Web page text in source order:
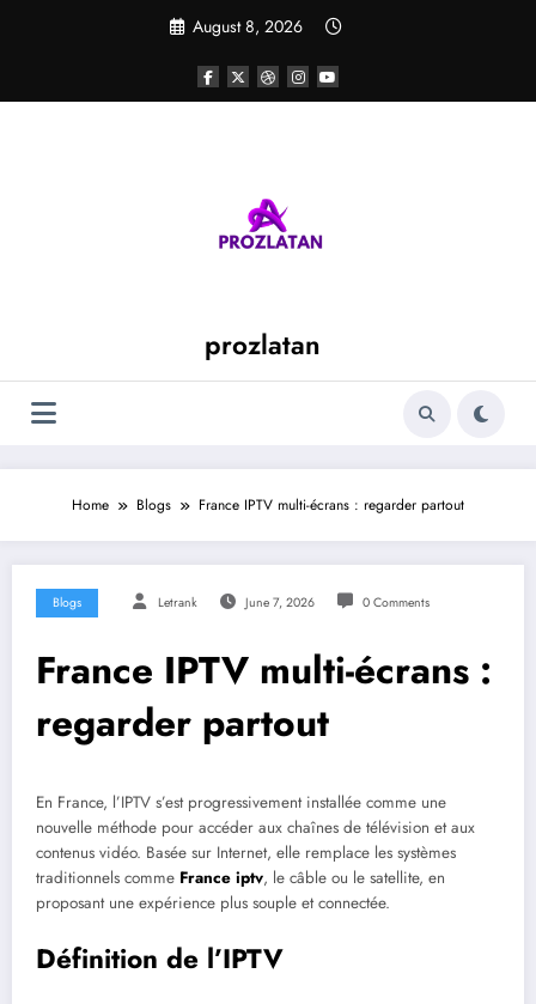
August 8, 2026
prozlatan
Home Blogs France IPTV multi-écrans : regarder partout
Blogs Letrank June 7, 2026 0 Comments
France IPTV multi-écrans :
regarder partout
En France, l’IPTV s’est progressivement installée comme une
nouvelle méthode pour accéder aux chaînes de télévision et aux
contenus vidéo. Basée sur Internet, elle remplace les systèmes
traditionnels comme France iptv, le câble ou le satellite, en
proposant une expérience plus souple et connectée.
Définition de l’IPTV